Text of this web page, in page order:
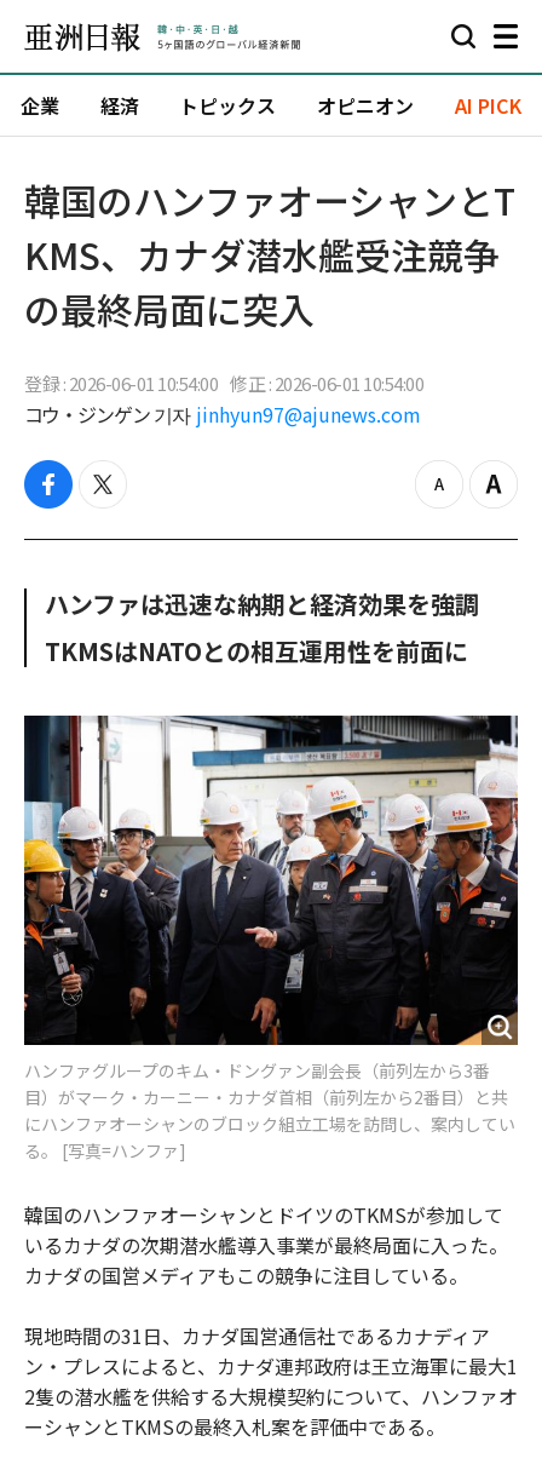
企業 経済 トピックス オピニオン AI PICK
韓国のハンファオーシャンとT
KMS、カナダ潜水艦受注競争
の最終局面に突入
登録 : 2026-06-01 10:54:00 修正 : 2026-06-01 10:54:00
コウ・ジンゲン 기자 jinhyun97@ajunews.com
f
c
o
k
t
i
e
z
o
u
Z
o
ハンファは迅速な納期と経済効果を強調
TKMSはNATOとの相互運用性を前面に
ハンファグループのキム・ドングァン副会長（前列左から3番
目）がマーク・カーニー・カナダ首相（前列左から2番目）と共
にハンファオーシャンのブロック組立工場を訪問し、案内してい
る。 [写真=ハンファ]
韓国のハンファオーシャンとドイツのTKMSが参加して
いるカナダの次期潜水艦導入事業が最終局面に入った。
カナダの国営メディアもこの競争に注目している。
現地時間の31日、カナダ国営通信社であるカナディア
ン・プレスによると、カナダ連邦政府は王立海軍に最大1
2隻の潜水艦を供給する大規模契約について、ハンファオ
ーシャンとTKMSの最終入札案を評価中である。